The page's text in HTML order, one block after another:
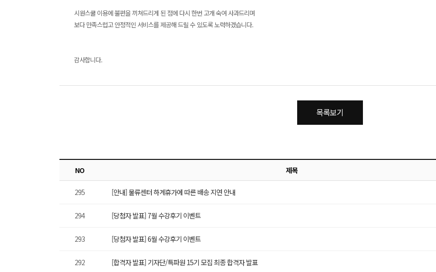
시원스쿨 이용에 불편을 끼쳐드리게 된 점에 다시 한번 고개 숙여 사과드리며
보다 만족스럽고 안정적인 서비스를 제공해 드릴 수 있도록 노력하겠습니다.
감사합니다.
목록보기
NO 제목
295 [안내] 물류센터 하계휴가에 따른 배송 지연 안내
294 [당첨자 발표] 7월 수강후기 이벤트
293 [당첨자 발표] 6월 수강후기 이벤트
292 [합격자 발표] 기자단/특파원 15기 모집 최종 합격자 발표